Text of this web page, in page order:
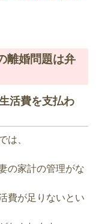
離婚問題は弁
活費を支払わ
は、
の家計の管理がな
費が足りないとい